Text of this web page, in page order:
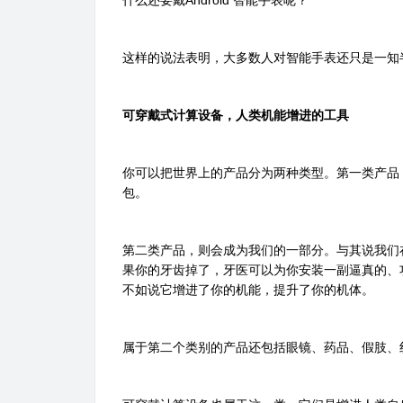
这样的说法表明，大多数人对智能手表还只是一知
可穿戴式计算设备，人类机能增进的工具
你可以把世界上的产品分为两种类型。第一类产
包。
第二类产品，则会成为我们的一部分。与其说我
果你的牙齿掉了，牙医可以为你安装一副逼真的
不如说它增进了你的机能，提升了你的机体。
属于第二个类别的产品还包括眼镜、药品、假肢